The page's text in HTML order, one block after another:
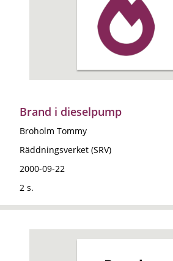
Brand i dieselpump
Broholm Tommy
Räddningsverket (SRV)
2000-09-22
2 s.